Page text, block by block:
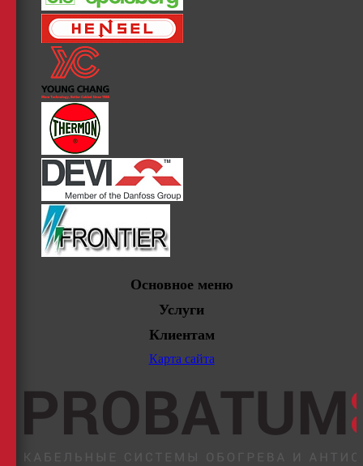
Основное меню
Услуги
Клиентам
Карта сайта